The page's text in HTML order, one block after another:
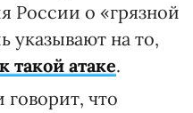
России о «грязной
указывают на то,
такой атаке.
говорит, что